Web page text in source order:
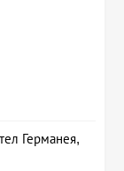
Германея,